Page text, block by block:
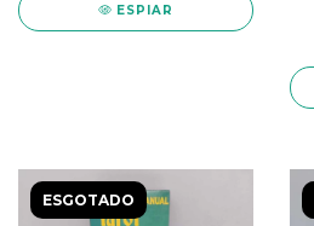
ESPIAR
ESGOTADO